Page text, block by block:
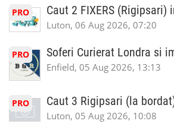
PRO Caut 2 FIXERS (Rigipsari)
Luton, 06 Aug 2026, 07:20
PRO Soferi Curierat Londra si
Enfield, 05 Aug 2026, 13:13
PRO Caut 3 Rigipsari (la
Luton, 05 Aug 2026, 10:08